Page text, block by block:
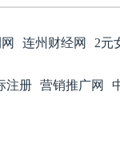
连州财经网 2元
注册 营销推广网